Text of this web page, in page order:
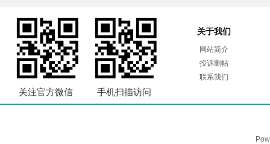
关注官方微信 手机扫描访问
关于我们
网站简介
投诉删帖
联系我们